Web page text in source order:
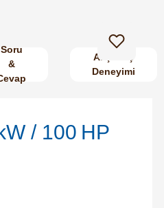
Soru
&
Alışveriş
Deneyimi
/ 100 HP